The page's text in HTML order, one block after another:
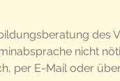
des
nicht
per E-Mail oder